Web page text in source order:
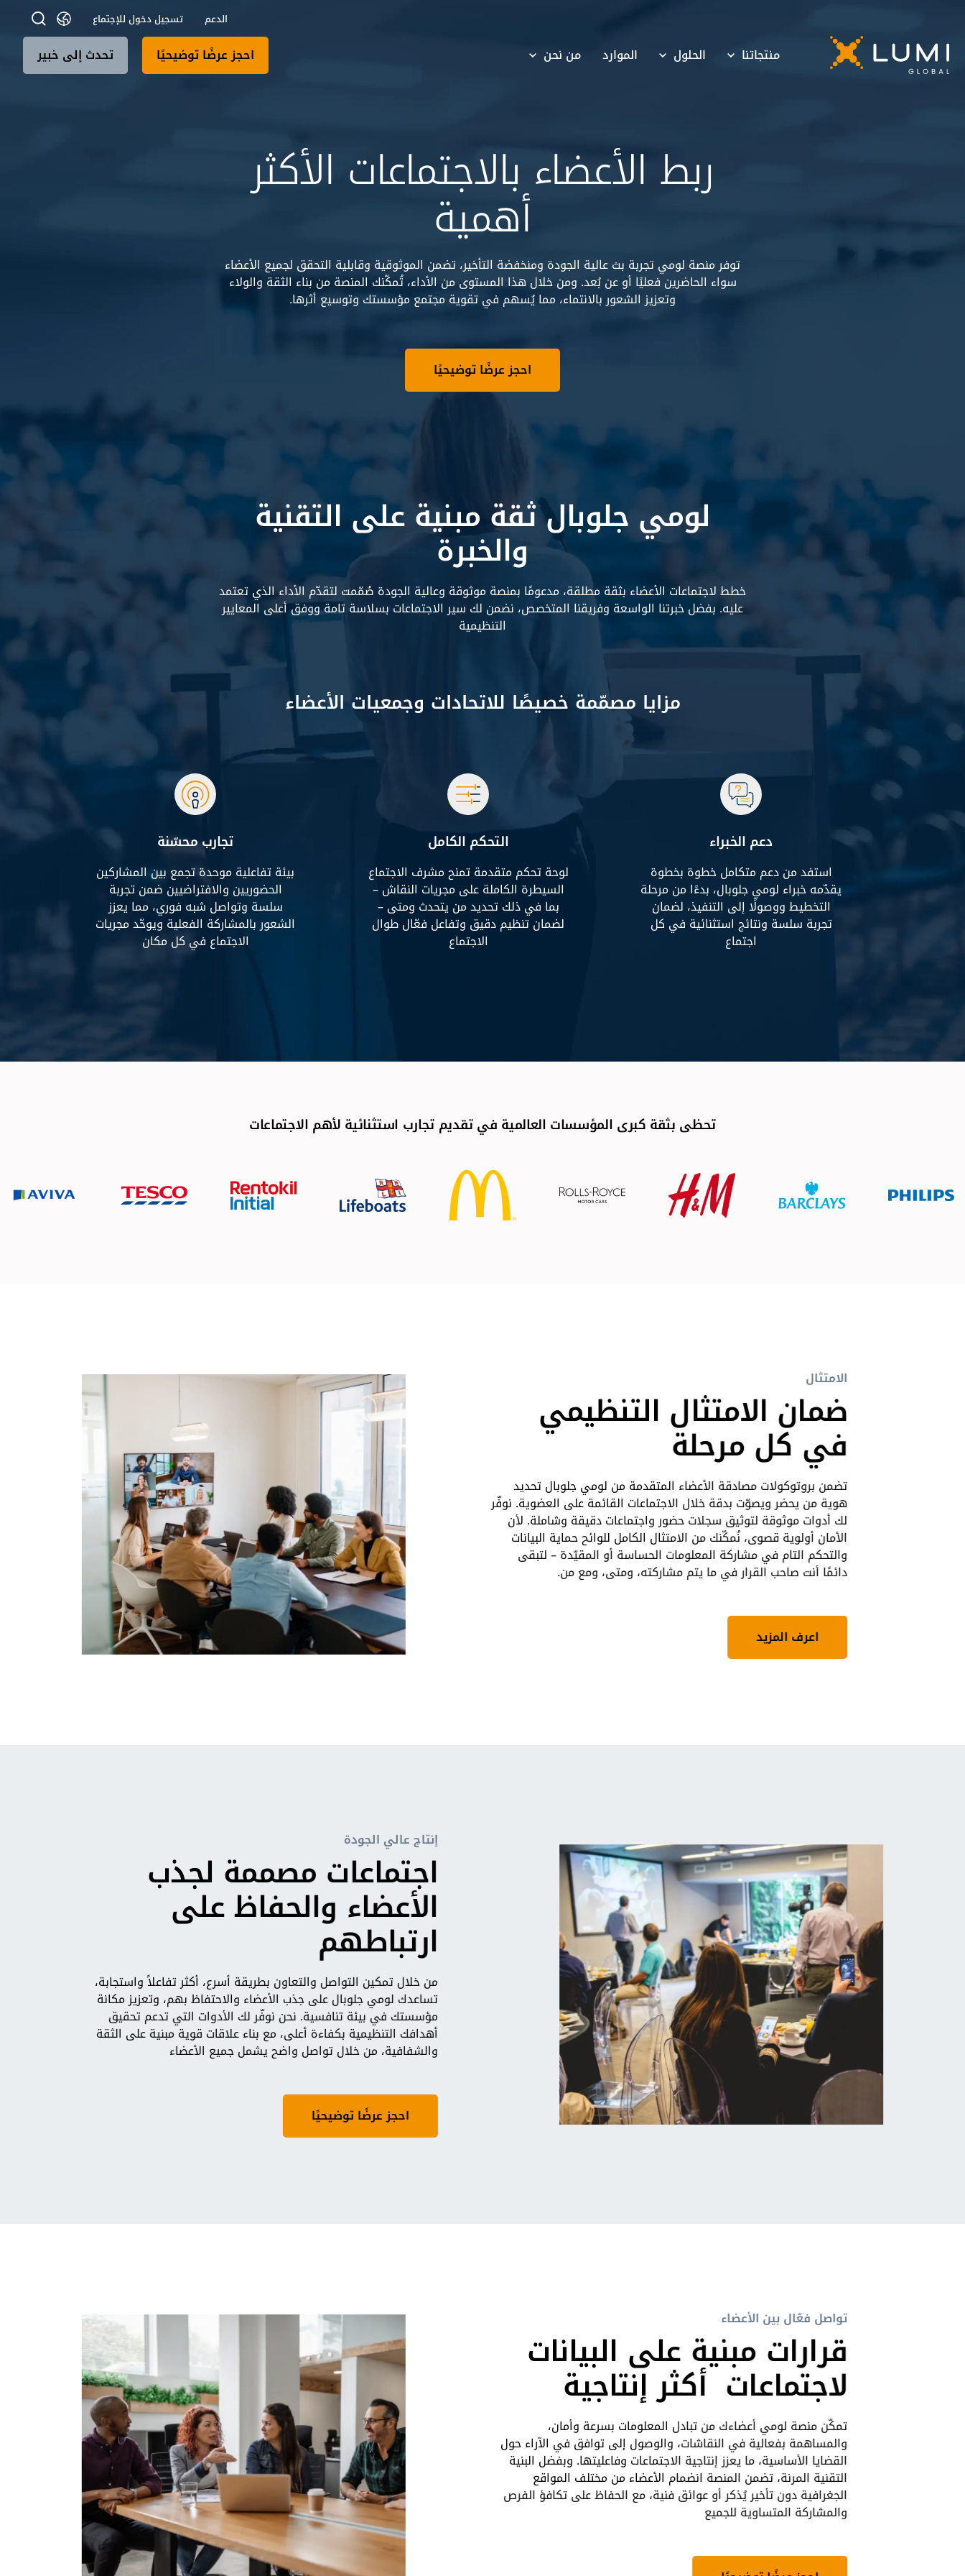
الدعم تسجيل دخول للإجتماع
منتجاتنا الحلول الموارد من نحن احجز عرضًا توضيحيًا تحدث إلى خبير
ربط الأعضاء بالاجتماعات الأكثر
أهمية
توفر منصة لومي تجربة بث عالية الجودة ومنخفضة التأخير، تضمن الموثوقية وقابلية التحقق لجميع الأعضاء
سواء الحاضرين فعليًا أو عن بُعد. ومن خلال هذا المستوى من الأداء، تُمكّنك المنصة من بناء الثقة والولاء
وتعزيز الشعور بالانتماء، مما يُسهم في تقوية مجتمع مؤسستك وتوسيع أثرها.
احجز عرضًا توضيحيًا
لومي جلوبال ثقة مبنية على التقنية
والخبرة
خطط لاجتماعات الأعضاء بثقة مطلقة، مدعومًا بمنصة موثوقة وعالية الجودة صُمّمت لتقدّم الأداء الذي تعتمد
عليه. بفضل خبرتنا الواسعة وفريقنا المتخصص، نضمن لك سير الاجتماعات بسلاسة تامة ووفق أعلى المعايير
التنظيمية
مزايا مصمّمة خصيصًا للاتحادات وجمعيات الأعضاء
دعم الخبراء
استفد من دعم متكامل خطوة بخطوة
يقدّمه خبراء لومي جلوبال، بدءًا من مرحلة
التخطيط ووصولًا إلى التنفيذ، لضمان
تجربة سلسة ونتائج استثنائية في كل
اجتماع
التحكم الكامل
لوحة تحكم متقدمة تمنح مشرف الاجتماع
السيطرة الكاملة على مجريات النقاش –
بما في ذلك تحديد من يتحدث ومتى –
لضمان تنظيم دقيق وتفاعل فعّال طوال
الاجتماع
تجارب محسّنة
بيئة تفاعلية موحدة تجمع بين المشاركين
الحضوريين والافتراضيين ضمن تجربة
سلسة وتواصل شبه فوري، مما يعزز
الشعور بالمشاركة الفعلية ويوحّد مجريات
الاجتماع في كل مكان
تحظى بثقة كبرى المؤسسات العالمية في تقديم تجارب استثنائية لأهم الاجتماعات
الامتثال
ضمان الامتثال التنظيمي
في كل مرحلة
تضمن بروتوكولات مصادقة الأعضاء المتقدمة من لومي جلوبال تحديد
هوية من يحضر ويصوّت بدقة خلال الاجتماعات القائمة على العضوية. نوفّر
لك أدوات موثوقة لتوثيق سجلات حضور واجتماعات دقيقة وشاملة. لأن
الأمان أولوية قصوى، نُمكّنك من الامتثال الكامل للوائح حماية البيانات
والتحكم التام في مشاركة المعلومات الحساسة أو المقيّدة – لتبقى
دائمًا أنت صاحب القرار في ما يتم مشاركته، ومتى، ومع من.
اعرف المزيد
إنتاج عالي الجودة
اجتماعات مصممة لجذب
الأعضاء والحفاظ على
ارتباطهم
من خلال تمكين التواصل والتعاون بطريقة أسرع، أكثر تفاعلاً واستجابة،
تساعدك لومي جلوبال على جذب الأعضاء والاحتفاظ بهم، وتعزيز مكانة
مؤسستك في بيئة تنافسية. نحن نوفّر لك الأدوات التي تدعم تحقيق
أهدافك التنظيمية بكفاءة أعلى، مع بناء علاقات قوية مبنية على الثقة
والشفافية، من خلال تواصل واضح يشمل جميع الأعضاء
احجز عرضًا توضيحيًا
تواصل فعّال بين الأعضاء
قرارات مبنية على البيانات
لاجتماعات أكثر إنتاجية
تمكّن منصة لومي أعضاءك من تبادل المعلومات بسرعة وأمان،
والمساهمة بفعالية في النقاشات، والوصول إلى توافق في الآراء حول
القضايا الأساسية، ما يعزز إنتاجية الاجتماعات وفاعليتها. وبفضل البنية
التقنية المرنة، تضمن المنصة انضمام الأعضاء من مختلف المواقع
الجغرافية دون تأخير يُذكر أو عوائق فنية، مع الحفاظ على تكافؤ الفرص
والمشاركة المتساوية للجميع